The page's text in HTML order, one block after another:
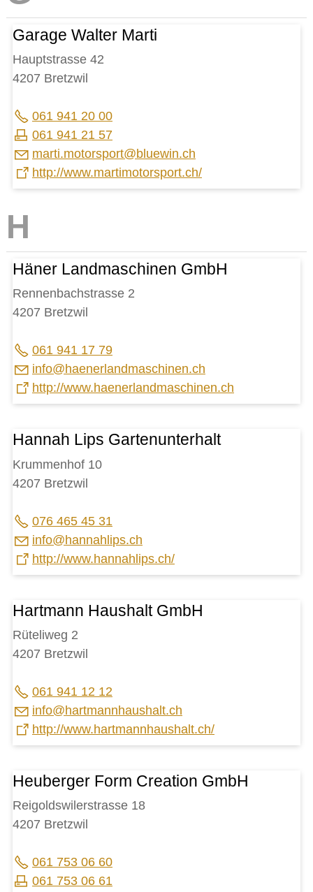
Garage Walter Marti
Hauptstrasse 42
4207 Bretzwil
061 941 20 00
061 941 21 57
m rt m t rsp rt bl w n ch
http://www.martimotorsport.ch/
Häner Landmaschinen GmbH
Rennenbachstrasse 2
4207 Bretzwil
061 941 17 79
nf
h n rl ndm sch n n ch
http://www.haenerlandmaschinen.ch
Hannah Lips Gartenunterhalt
Krummenhof 10
4207 Bretzwil
076 465 45 31
nf
h nn hl ps ch
http://www.hannahlips.ch/
Hartmann Haushalt GmbH
Rüteliweg 2
4207 Bretzwil
061 941 12 12
nf
h rtm nnh sh lt ch
http://www.hartmannhaushalt.ch/
Heuberger Form Creation GmbH
Reigoldswilerstrasse 18
4207 Bretzwil
061 753 06 60
061 753 06 61